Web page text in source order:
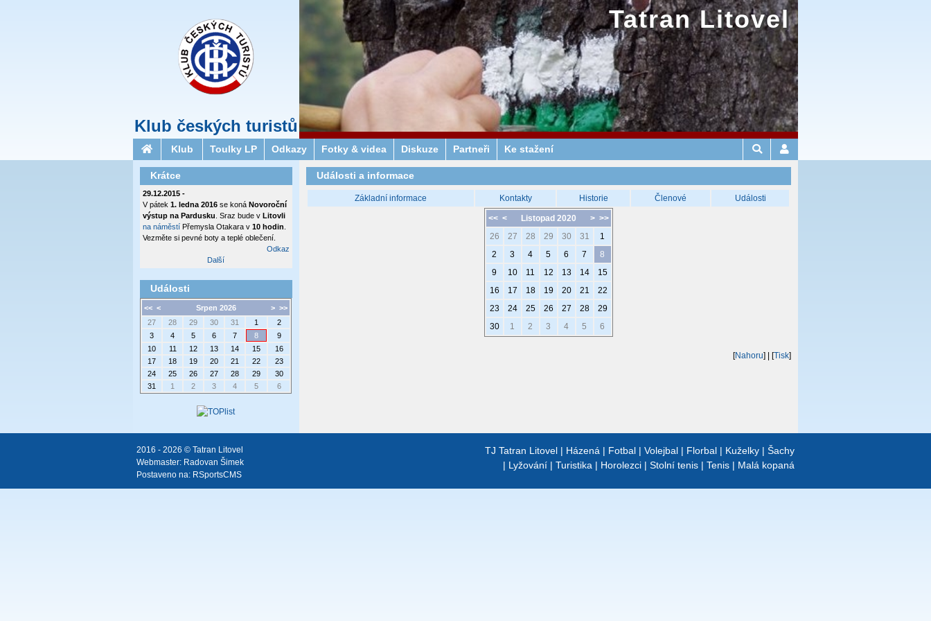
Klub českých turistů
Tatran Litovel
Klub Toulky LP Odkazy Fotky & videa Diskuze Partneři Ke stažení
Události a informace
Základní informace Kontakty Historie Členové Události
<< < > >>
Listopad 2020
26
27 28 29 30 31
1
2
3 4 5 6 7
8
9
10 11 12 13 14
15
16
17 18 19 20 21
22
23
24 25 26 27 28
29
30
1 2 3 4 5 6
[Nahoru] | [Tisk]
Krátce
29.12.2015 -
V pátek 1. ledna 2016 se koná Novoroční
výstup na Pardusku . Sraz bude v Litovli
na náměstíPřemysla Otakara v 10 hodin
Vezměte si pevné boty a teplé oblečení.
Odkaz
Další
Události
<< < > >>
Srpen 2026
27
28 29 30 31 1
2
3
4 5 6 7 8
9
10
11 12 13 14 15
16
17
18 19 20 21 22
23
24
25 26 27 28 29
30
31
1 2 3 4 5 6
TJ Tatran Litovel | Házená | Fotbal | Volejbal | Florbal | Kuželky | Šachy
| Lyžování | Turistika | Horolezci | Stolní tenis | Tenis | Malá kopaná
2016 - 2026 © Tatran Litovel
Webmaster: Radovan Šimek
Postaveno na: RSportsCMS